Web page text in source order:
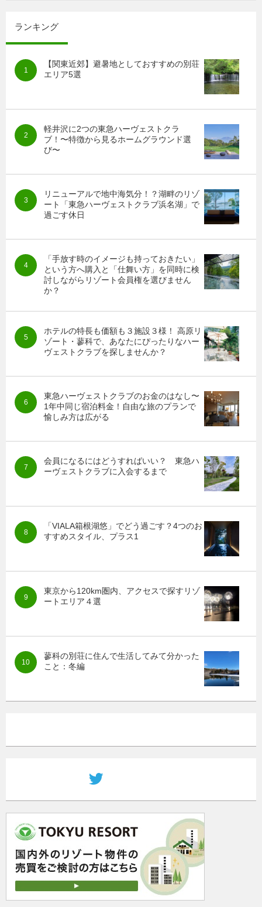
ランキング
【関東近郊】避暑地としておすすめの別荘
エリア5選
軽井沢に2つの東急ハーヴェストクラ
ブ！〜特徴から見るホームグラウンド選
び〜
リニューアルで地中海気分！？湖畔のリゾ
ート「東急ハーヴェストクラブ浜名湖」で
過ごす休日
「手放す時のイメージも持っておきたい」
という方へ購入と「仕舞い方」を同時に検
討しながらリゾート会員権を選びません
か？
ホテルの特長も価額も３施設３様！ 高原リ
ゾート・蓼科で、あなたにぴったりなハー
ヴェストクラブを探しませんか？
東急ハーヴェストクラブのお金のはなし〜
1年中同じ宿泊料金！自由な旅のプランで
愉しみ方は広がる
会員になるにはどうすればいい？ 東急ハ
ーヴェストクラブに入会するまで
「VIALA箱根湖悠」でどう過ごす？4つのお
すすめスタイル、プラス1
東京から120km圏内、アクセスで探すリゾ
ートエリア４選
蓼科の別荘に住んで生活してみて分かった
こと：冬編